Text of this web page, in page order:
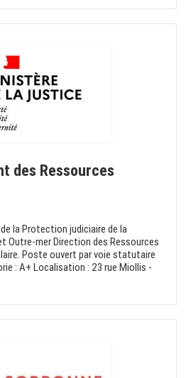
des Ressources
la Protection judiciaire de la
Outre-mer Direction des Ressources
Poste ouvert par voie statutaire
: A+ Localisation : 23 rue Miollis -